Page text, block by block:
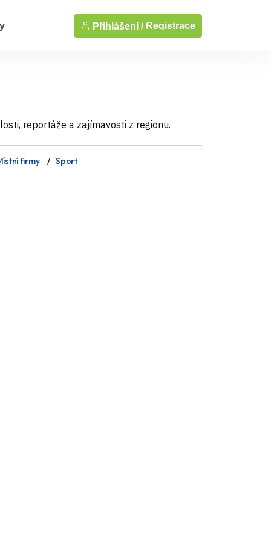
Přihlášení / Registrace
reportáže a zajímavosti z regionu.
firmy Sport